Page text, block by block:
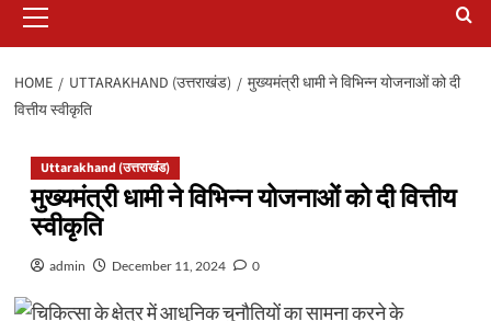
Menu
HOME UTTARAKHAND (उत्तराखंड)
मुख्यमंत्री धामी ने विभिन्न योजनाओं को दी
वित्तीय स्वीकृति
Uttarakhand (उत्तराखंड)
मुख्यमंत्री धामी ने विभिन्न योजनाओं को दी वित्तीय
स्वीकृति
admin December 11, 2024 0